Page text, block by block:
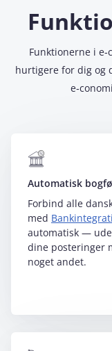
Funktionerne i
hurtigere for dig og
Automatisk
Forbind alle
med
automatisk —
dine posteringer
noget andet.